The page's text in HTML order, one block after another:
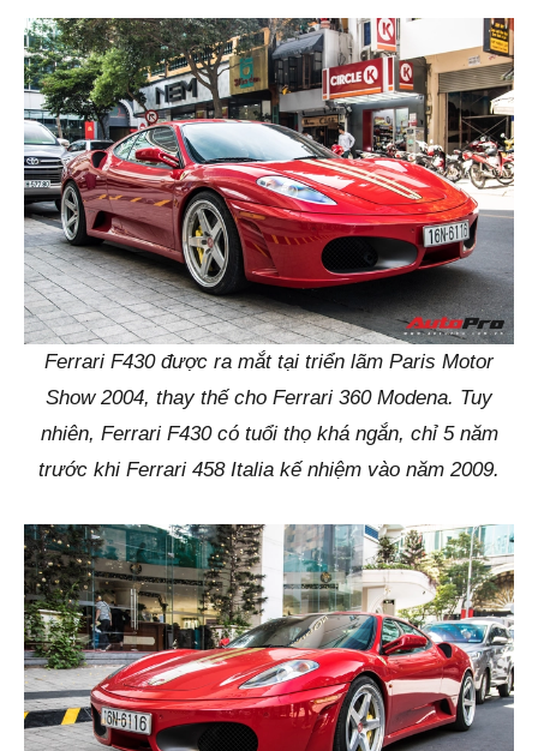
Ferrari F430 được ra mắt tại triển lãm Paris Motor
Show 2004, thay thế cho Ferrari 360 Modena. Tuy
nhiên, Ferrari F430 có tuổi thọ khá ngắn, chỉ 5 năm
trước khi Ferrari 458 Italia kế nhiệm vào năm 2009.